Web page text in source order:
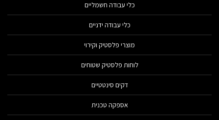
כלי עבודה חשמליים
כלי עבודה ידניים
מוצרי פלסטיק וקירוי
לוחות פלסטיק שטוחים
דקים סינטטיים
אספקה טכנית